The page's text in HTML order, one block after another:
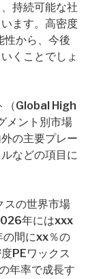
持続可能な社
ます。高密度
性から、今後
くことでしょ
（Global High
メント別市場
の主要プレー
などの項目に
スの世界市場
年にはxxx
間にxx％の
PEワックス
年率で成長す